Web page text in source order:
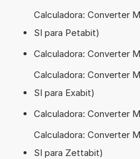
Calculadora: Converter
SI para Petabit)
Calculadora: Converter
Calculadora: Converter
SI para Exabit)
Calculadora: Converter
Calculadora: Converter
SI para Zettabit)